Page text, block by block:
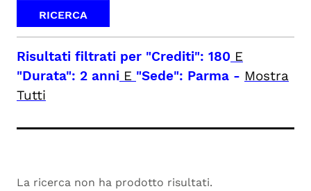
Risultati filtrati per "Crediti": 180 E
"Durata": 2 anni E "Sede": Parma - Mostra
Tutti
La ricerca non ha prodotto risultati.